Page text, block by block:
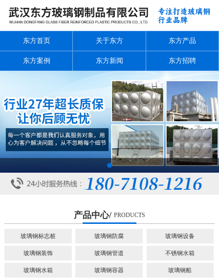
东方首页 关于东方 东方产品
东方案例 东方新闻 东方招聘
1
产品中心/ PRODUCTS
玻璃钢标志桩 玻璃钢防腐 玻璃钢设备
玻璃钢装饰 玻璃钢管道 不锈钢水箱
玻璃钢水箱 玻璃钢容器 玻璃钢船